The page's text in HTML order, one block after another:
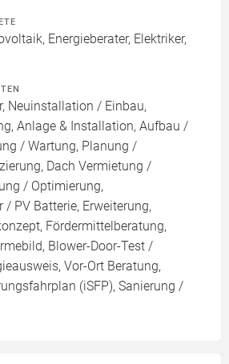
Energieberater, Elektriker,
Neuinstallation / Einbau,
Anlage & Installation, Aufbau /
/ Wartung, Planung /
Dach Vermietung /
/ Optimierung,
PV Batterie, Erweiterung,
Fördermittelberatung,
Blower-Door-Test /
Vor-Ort Beratung,
(iSFP), Sanierung /